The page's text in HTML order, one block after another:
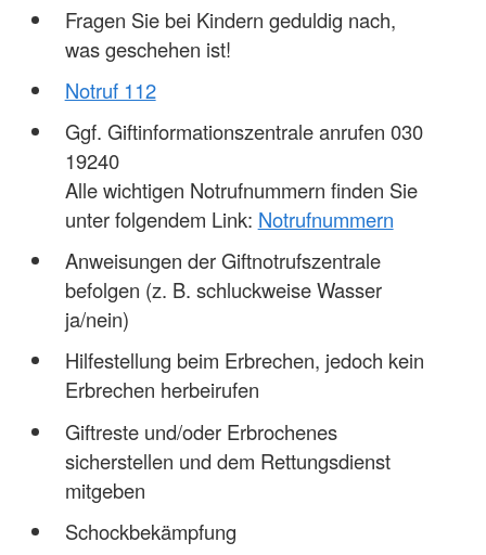
Fragen Sie bei Kindern geduldig nach,
was geschehen ist!
Notruf 112
Ggf. Giftinformationszentrale anrufen 030
19240
Alle wichtigen Notrufnummern finden Sie
unter folgendem Link: Notrufnummern
Anweisungen der Giftnotrufszentrale
befolgen (z. B. schluckweise Wasser
ja/nein)
Hilfestellung beim Erbrechen, jedoch kein
Erbrechen herbeirufen
Giftreste und/oder Erbrochenes
sicherstellen und dem Rettungsdienst
mitgeben
Schockbekämpfung